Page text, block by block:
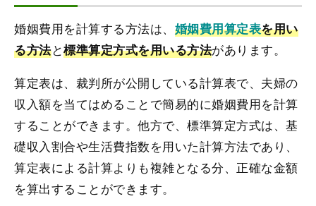
婚姻費用を計算する方法は、 婚姻費用算定表を用い
る方法と標準算定方式を用いる方法があります。
算定表は、裁判所が公開している計算表で、夫婦の
収入額を当てはめることで簡易的に婚姻費用を計算
することができます。他方で、標準算定方式は、基
礎収入割合や生活費指数を用いた計算方法であり、
算定表による計算よりも複雑となる分、正確な金額
を算出することができます。